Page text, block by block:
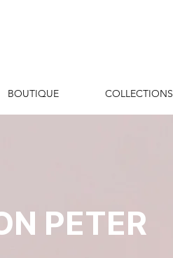
BOUTIQUE COLLECTIONS
PETER